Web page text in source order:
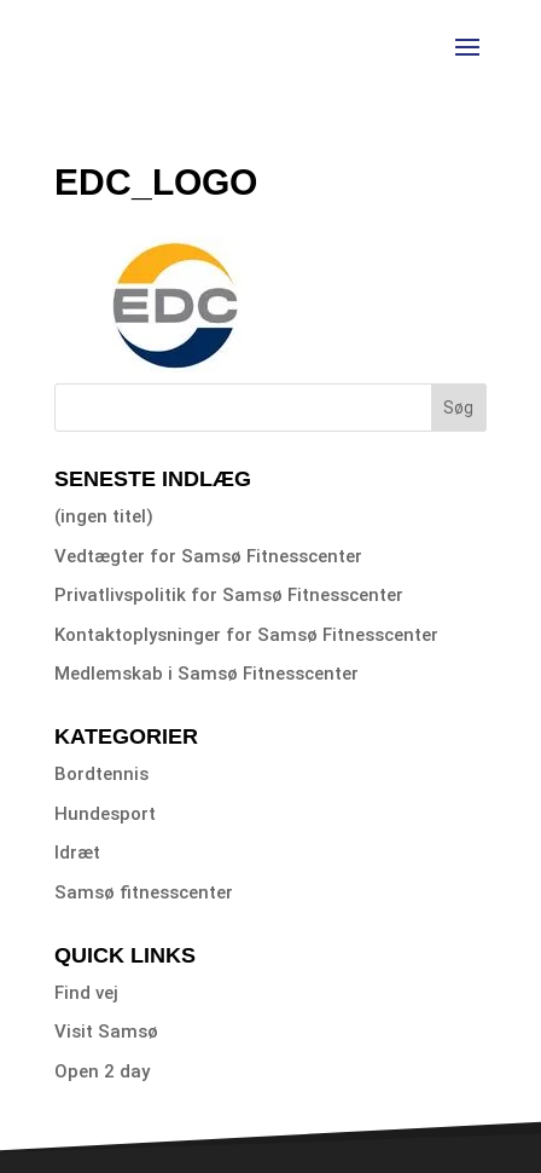
EDC_LOGO
SENESTE INDLÆG
(ingen titel)
Vedtægter for Samsø Fitnesscenter
Privatlivspolitik for Samsø Fitnesscenter
Kontaktoplysninger for Samsø Fitnesscenter
Medlemskab i Samsø Fitnesscenter
KATEGORIER
Bordtennis
Hundesport
Idræt
Samsø fitnesscenter
QUICK LINKS
Find vej
Visit Samsø
Open 2 day